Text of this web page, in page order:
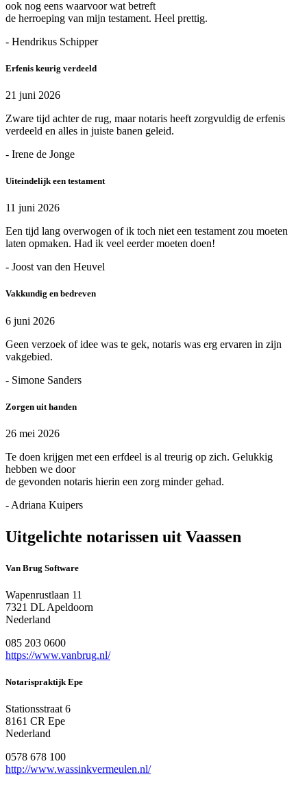
ook nog eens waarvoor wat betreft
de herroeping van mijn testament. Heel prettig.
- Hendrikus Schipper
Erfenis keurig verdeeld
21 juni 2026
Zware tijd achter de rug, maar notaris heeft zorgvuldig de erfenis
verdeeld en alles in juiste banen geleid.
- Irene de Jonge
Uiteindelijk een testament
11 juni 2026
Een tijd lang overwogen of ik toch niet een testament zou moeten
laten opmaken. Had ik veel eerder moeten doen!
- Joost van den Heuvel
Vakkundig en bedreven
6 juni 2026
Geen verzoek of idee was te gek, notaris was erg ervaren in zijn
vakgebied.
- Simone Sanders
Zorgen uit handen
26 mei 2026
Te doen krijgen met een erfdeel is al treurig op zich. Gelukkig
hebben we door
de gevonden notaris hierin een zorg minder gehad.
- Adriana Kuipers
Uitgelichte notarissen uit Vaassen
Van Brug Software
Wapenrustlaan 11
7321 DL Apeldoorn
Nederland
085 203 0600
https://www.vanbrug.nl/
Notarispraktijk Epe
Stationsstraat 6
8161 CR Epe
Nederland
0578 678 100
http://www.wassinkvermeulen.nl/